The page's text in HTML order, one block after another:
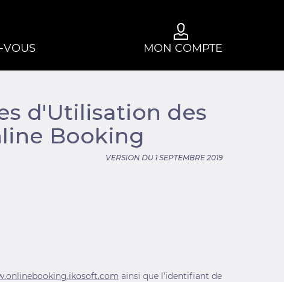
VOUS MON COMPTE
d'Utilisation des
Booking
VERSION DU 1 SEPTEMBRE 2019
ainsi que l’identifiant de